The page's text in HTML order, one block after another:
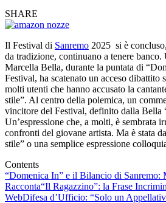
SHARE
Il Festival di Sanremo 2025 si è
da tradizione, continuano a tenere banco.
Marcella Bella, durante la puntata di
Festival, ha scatenato un acceso dibattito
molti utenti che hanno accusato la
stile”. Al centro della polemica, un
vincitore del Festival, definito dalla Bella
Un’espressione che, a molti, è sembrata
confronti del giovane artista. Ma è stata
stile” o una semplice espressione
Contents
“Domenica In” e il Bilancio di Sanremo:
Racconta“Il Ragazzino”: la Frase
WebDifesa d’Ufficio: “Solo un